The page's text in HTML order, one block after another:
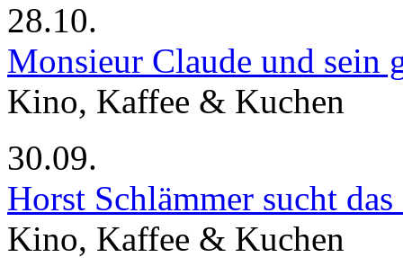
28.10.
Monsieur Claude und sein
Kino, Kaffee & Kuchen
30.09.
Horst Schlämmer sucht
Kino, Kaffee & Kuchen